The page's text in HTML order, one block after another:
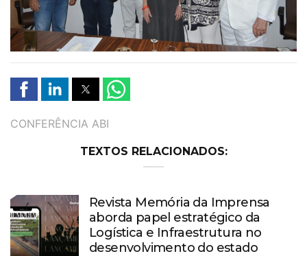
TAGS
CONFERÊNCIA ABI
TEXTOS RELACIONADOS:
Revista Memória da Imprensa
aborda papel estratégico da
Logística e Infraestrutura no
desenvolvimento do estado